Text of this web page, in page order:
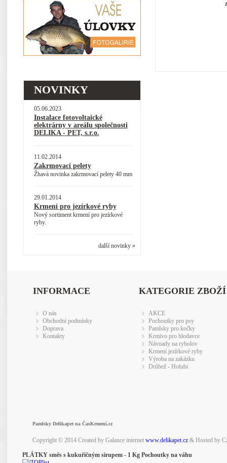
NOVINKY
05.06.2023
Instalace fotovoltaické
elektrárny v areálu společnosti
DELIKA - PET, s.r.o.
11.02.2014
Zakrmovací pelety
Žhavá novinka zakrmovací pelety 40 mm
29.01.2014
Krmení pro jezírkové ryby
Nový sortiment krmení pro jezírkové
ryby.
další novinky »
INFORMACE
O nás
Obchodní podmínky
Doprava
Kontakty
KATEGORIE ZBOŽÍ
AKCE
Pochoutky pro psy
Pamlsky pro kočky
Krmivo pro hlodavce
Návnady na rybolov
Krmení jezírkové ryby
Výroba na zakázku
Drůbež - Holubi
Pamlsky Delikapet na ČasKrmení.cz
Copyright © 2014 Created by Galance internet www.delikapet.cz& Hosted by
PLÁTKY směs s kukuřičným sirupem - 1 Kg Pochoutky na váhu